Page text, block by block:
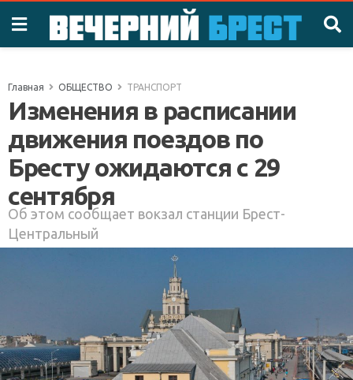
Главная ОБЩЕСТВО ТРАНСПОРТ
Изменения в расписании
движения поездов по
Бресту ожидаются с 29
сентября
Об этом сообщает вокзал станции Брест-
Центральный